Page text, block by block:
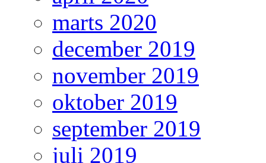
marts 2020
december 2019
november 2019
oktober 2019
september 2019
juli 2019